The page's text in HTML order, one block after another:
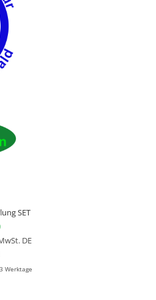
SET
Preis war: €25,00
Aktueller Preis ist: €20,00.
DE
Werktage